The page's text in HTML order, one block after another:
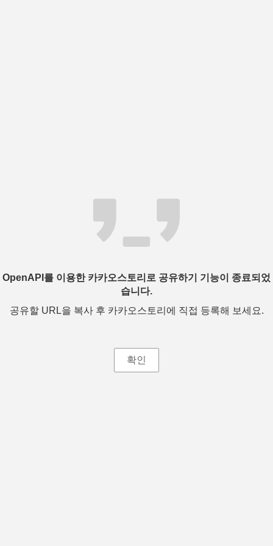
OpenAPI를 이용한 카카오스토리로 공유하기 기능이 종료되었
습니다.
공유할 URL을 복사 후 카카오스토리에 직접 등록해 보세요.
확인